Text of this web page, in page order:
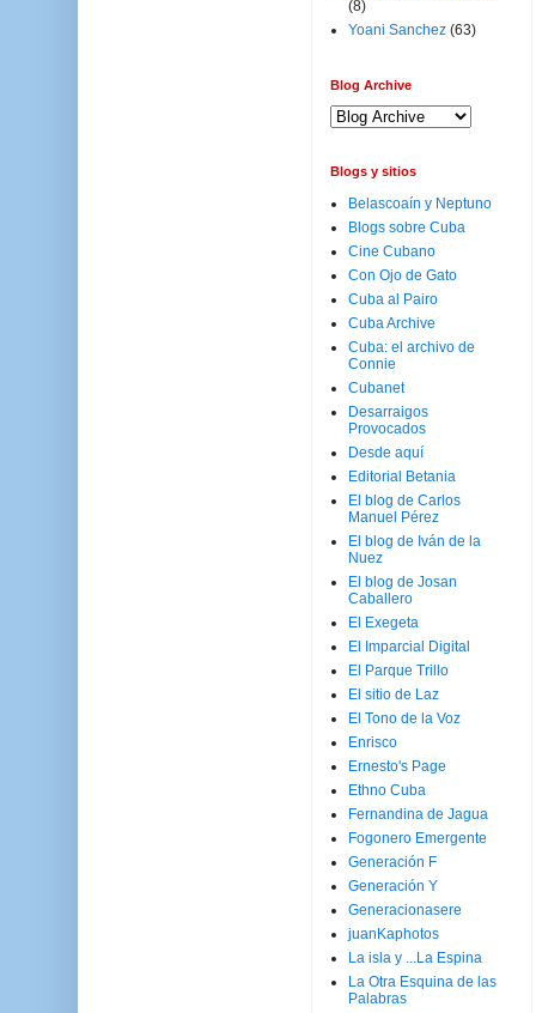
(8)
Yoani Sanchez (63)
Blog Archive
Blogs y sitios
Belascoaín y Neptuno
Blogs sobre Cuba
Cine Cubano
Con Ojo de Gato
Cuba al Pairo
Cuba Archive
Cuba: el archivo de
Connie
Cubanet
Desarraigos
Provocados
Desde aquí
Editorial Betania
El blog de Carlos
Manuel Pérez
El blog de Iván de la
Nuez
El blog de Josan
Caballero
El Exegeta
El Imparcial Digital
El Parque Trillo
El sitio de Laz
El Tono de la Voz
Enrisco
Ernesto's Page
Ethno Cuba
Fernandina de Jagua
Fogonero Emergente
Generación F
Generación Y
Generacionasere
juanKaphotos
La isla y ...La Espina
La Otra Esquina de las
Palabras